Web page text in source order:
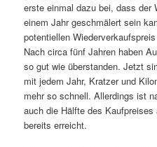
erste einmal dazu bei, dass der
einem Jahr geschmälert sein
potentiellen
Nach circa fünf Jahren haben
so gut wie überstanden. Jetzt
mit jedem Jahr, Kratzer und
mehr so schnell. Allerdings ist
auch die Hälfte des
bereits erreicht.